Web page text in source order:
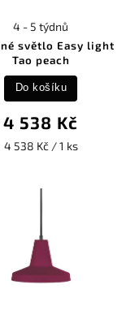
světlo Easy light
Tao peach
4 - 5 týdnů
4 538 Kč
4 538 Kč / 1 ks
Do košíku